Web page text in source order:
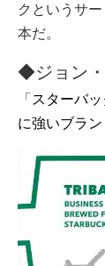
クというサ
本だ。
◆ジョン
「 スターバ
に強いブラ